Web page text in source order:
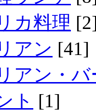
カ料理
アン [41]
アン・バ
ト [1]